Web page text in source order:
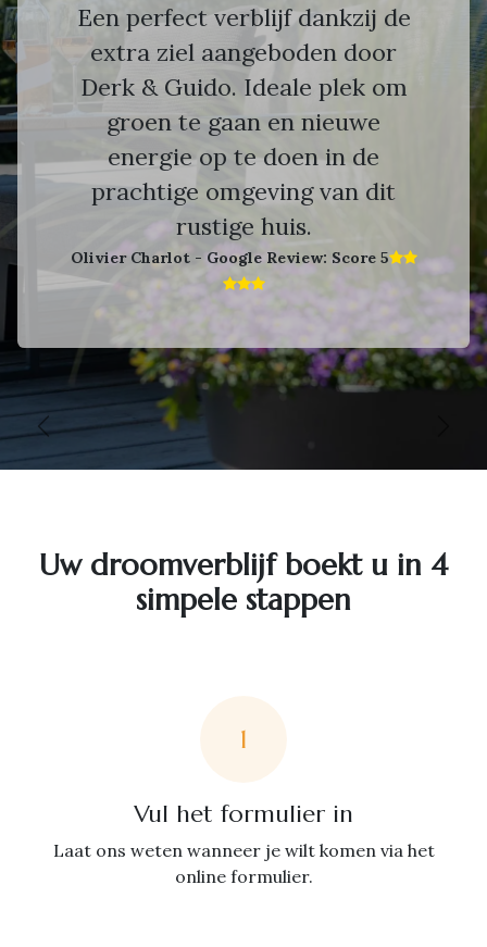
Een perfect verblijf dankzij de
extra ziel aangeboden door
Derk & Guido. Ideale plek om
groen te gaan en nieuwe
energie op te doen in de
prachtige omgeving van dit
rustige huis.
Olivier Charlot - Google Review: Score 5​
Vorige
Uw droomverblijf boekt u in 4
simpele stappen
1
Vul het formulier in
Laat ons weten wanneer je wilt komen via het
online formulier.